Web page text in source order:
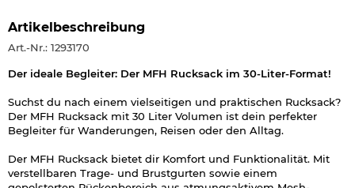
Artikelbeschreibung
Art.-Nr.: 1293170
Der ideale Begleiter: Der MFH Rucksack im 30-Liter-Format!
Suchst du nach einem vielseitigen und praktischen Rucksack?
Der MFH Rucksack mit 30 Liter Volumen ist dein perfekter
Begleiter für Wanderungen, Reisen oder den Alltag.
Der MFH Rucksack bietet dir Komfort und Funktionalität. Mit
verstellbaren Trage- und Brustgurten sowie einem